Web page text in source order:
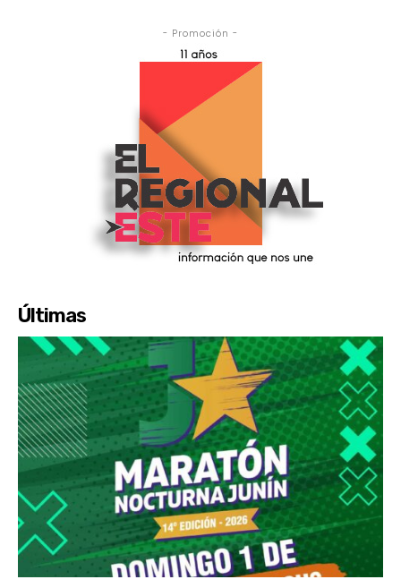
- Promoción -
Últimas